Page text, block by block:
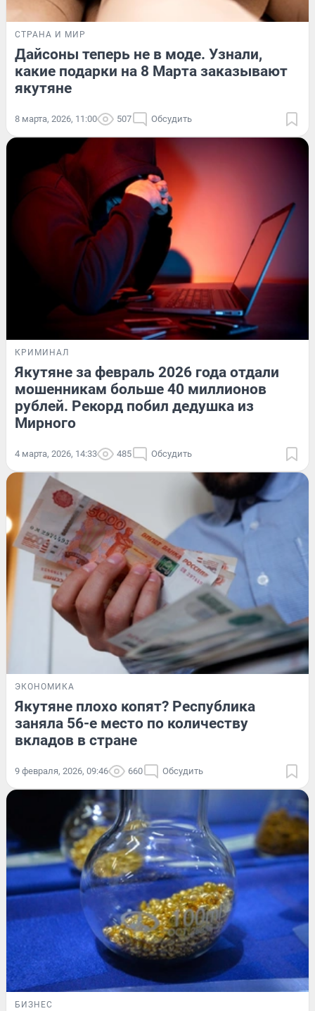
СТРАНА И МИР
Дайсоны теперь не в моде. Узнали,
какие подарки на 8 Марта заказывают
якутяне
8 марта, 2026, 11:00 507 Обсудить
КРИМИНАЛ
Якутяне за февраль 2026 года отдали
мошенникам больше 40 миллионов
рублей. Рекорд побил дедушка из
Мирного
4 марта, 2026, 14:33 485 Обсудить
ЭКОНОМИКА
Якутяне плохо копят? Республика
заняла 56-е место по количеству
вкладов в стране
9 февраля, 2026, 09:46 660 Обсудить
БИЗНЕС